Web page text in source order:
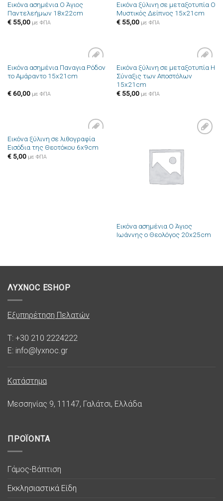
Πρόσθήκη
στην λίστα
Εικόνα ασημένια Ο Άγιος
Παντελεήμων 18x22cm
€55,00 με ΦΠΑ
Πρόσθήκη
στην λίστα
Εικόνα ξύλινη σε μεταξοτυπία Ο
Μυστικός Δείπνος 15x21cm
€55,00 με ΦΠΑ
Πρόσθήκη
στην λίστα
Εικόνα ασημένια Παναγια Ρόδον
το Αμάραντο 15x21cm
€60,00 με ΦΠΑ
Πρόσθήκη
στην λίστα
Εικόνα ξύλινη σε μεταξοτυπία Η
Σύναξις των Αποστόλων
15x21cm
€55,00 με ΦΠΑ
Πρόσθήκη
στην λίστα
Εικόνα ξύλινη σε λιθογραφία
Εισόδια της Θεοτόκου 6x9cm
€5,00 με ΦΠΑ
στην λίστα
Εικόνα ασημένια Ο Άγιος
Ιωάννης ο Θεολόγος 20x25cm
ΛΥΧΝΟC ESHOP
Εξυπηρέτηση Πελατών
T: +30 210 2224222
E: info@lyxnoc.gr
Κατάστημα
Μεσσηνίας 9, 11147, Γαλάτσι, Ελλάδα
ΠΡΟΪΟΝΤΑ
Γάμος-Βάπτιση
Εκκλησιαστικά Είδη